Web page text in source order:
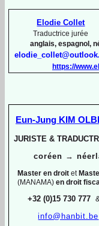
Elodie Collet
Traductrice jurée
anglais, espagnol,
https://
Eun-Jung KIM
JURISTE &
coréen →
Master en droit et
(MANAMA) en droit
+32 (0)15 730 777
info@hanbit.be